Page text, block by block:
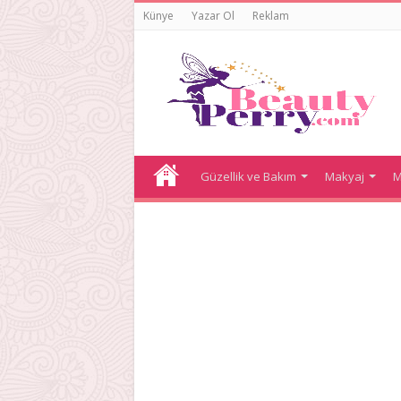
Künye Yazar Ol Reklam
Güzellik ve Bakım Makyaj